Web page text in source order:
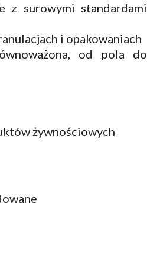
z surowymi standardami
i opakowaniach
od pola do
żywnościowych